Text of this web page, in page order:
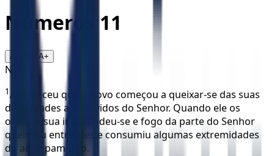
Números 11
A- A+
NVI
1Aconteceu que o povo começou a queixar-se das suas
dificuldades aos ouvidos do Senhor. Quando ele os
ouviu, a sua ira acendeu-se e fogo da parte do Senhor
queimou entre eles e consumiu algumas extremidades
do acampamento.